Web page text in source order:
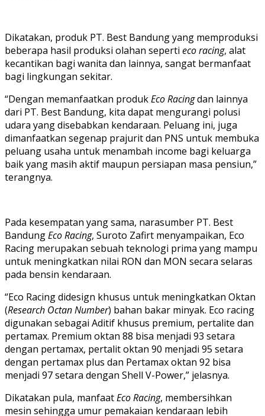
Dikatakan, produk PT. Best Bandung yang memproduksi
beberapa hasil produksi olahan seperti eco racing, alat
kecantikan bagi wanita dan lainnya, sangat bermanfaat
bagi lingkungan sekitar.
“Dengan memanfaatkan produkEco Racingdan lainnya
dari PT. Best Bandung, kita dapat mengurangi polusi
udara yang disebabkan kendaraan. Peluang ini, juga
dimanfaatkan segenap prajurit dan PNS untuk membuka
peluang usaha untuk menambah income bagi keluarga
baik yang masih aktif maupun persiapan masa pensiun,”
terangnya.
Pada kesempatan yang sama, narasumber PT. Best
BandungEco Racing, Suroto Zafirt menyampaikan, Eco
Racing merupakan sebuah teknologi prima yang mampu
untuk meningkatkan nilai RON dan MON secara selaras
pada bensin kendaraan.
“Eco Racing didesign khusus untuk meningkatkan Oktan
(Research Octan Number) bahan bakar minyak. Eco racing
digunakan sebagai Aditif khusus premium, pertalite dan
pertamax. Premium oktan 88 bisa menjadi 93 setara
dengan pertamax, pertalit oktan 90 menjadi 95 setara
dengan pertamax plus dan Pertamax oktan 92 bisa
menjadi 97 setara dengan Shell V-Power,” jelasnya.
Dikatakan pula, manfaatEco Racing, membersihkan
mesin sehingga umur pemakaian kendaraan lebih